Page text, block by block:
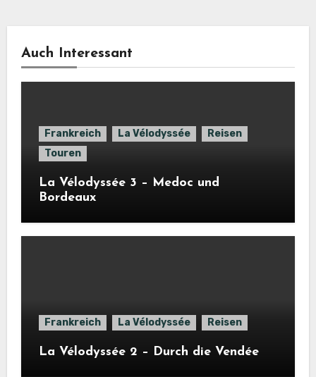
Auch Interessant
Frankreich La Vélodyssée
Reisen
Touren
La Vélodyssée 3 – Medoc und
Bordeaux
Frankreich La Vélodyssée Reisen
La Vélodyssée 2 – Durch die Vendée